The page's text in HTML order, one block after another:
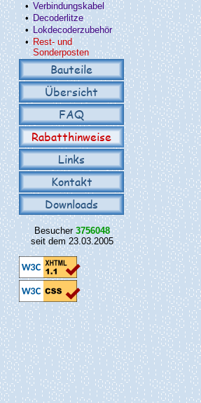
• Verbindungskabel
• Decoderlitze
• Lokdecoderzubehör
• Rest- und
Sonderposten
Bauteile
Übersicht
FAQ
Rabatthinweise
Links
Kontakt
Downloads
Besucher 3756048
seit dem 23.03.2005